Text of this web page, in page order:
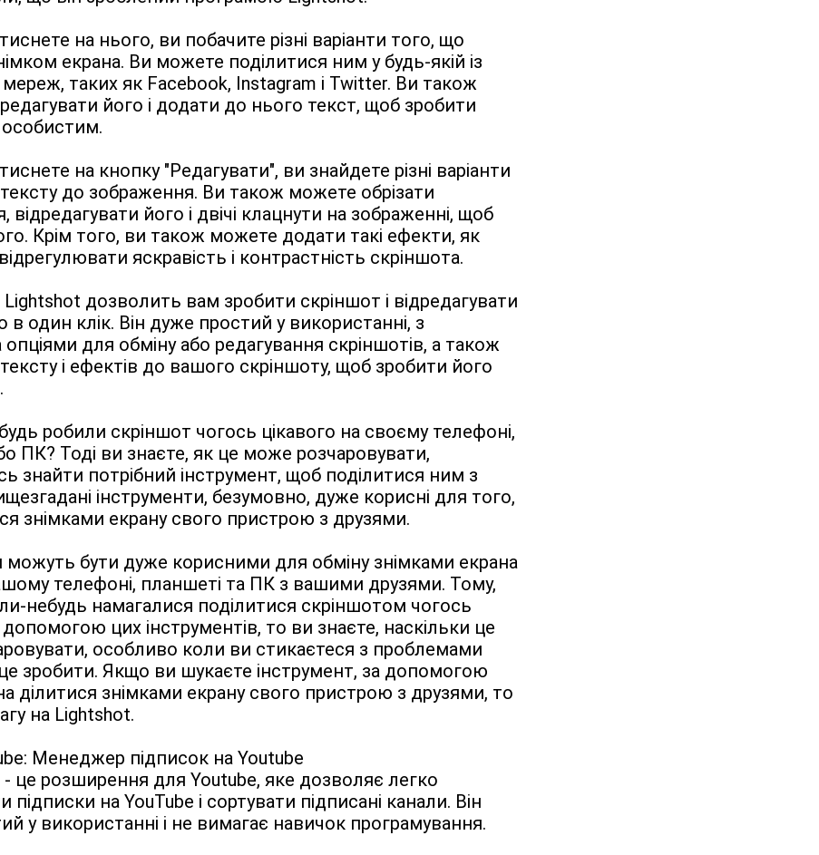
на нього, ви побачите різні варіанти того, що
екрана. Ви можете поділитися ним у будь-якій із
мереж, таких як Facebook, Instagram і Twitter. Ви також
його і додати до нього текст, щоб зробити
на кнопку "Редагувати", ви знайдете різні варіанти
до зображення. Ви також можете обрізати
відредагувати його і двічі клацнути на зображенні, щоб
Крім того, ви також можете додати такі ефекти, як
яскравість і контрастність скріншота.
Lightshot дозволить вам зробити скріншот і відредагувати
в один клік. Він дуже простий у використанні, з
для обміну або редагування скріншотів, а також
і ефектів до вашого скріншоту, щоб зробити його
робили скріншот чогось цікавого на своєму телефоні,
ПК? Тоді ви знаєте, як це може розчаровувати,
знайти потрібний інструмент, щоб поділитися ним з
інструменти, безумовно, дуже корисні для того,
знімками екрану свого пристрою з друзями.
бути дуже корисними для обміну знімками екрана
телефоні, планшеті та ПК з вашими друзями. Тому,
небудь намагалися поділитися скріншотом чогось
допомогою цих інструментів, то ви знаєте, наскільки це
особливо коли ви стикаєтеся з проблемами
зробити. Якщо ви шукаєте інструмент, за допомогою
ділитися знімками екрану свого пристрою з друзями, то
на Lightshot.
Менеджер підписок на Youtube
це розширення для Youtube, яке дозволяє легко
підписки на YouTube і сортувати підписані канали. Він
у використанні і не вимагає навичок програмування.